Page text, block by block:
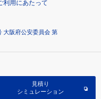
利用にあたって
大阪府公安委員会 第
見積り
シミュレーション